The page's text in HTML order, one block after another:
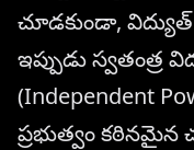
చూడకుండా,
ఇప్పుడు స్వతంత్ర
(Independent
ప్రభుత్వం కఠినమైన